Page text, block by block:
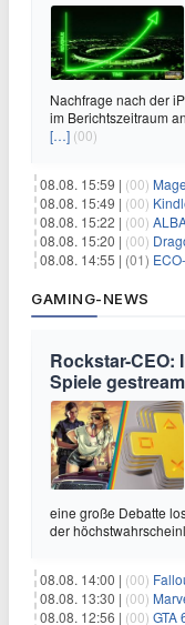
Nachfrage nach der
im Berichtszeitraum
[…] (00)
08.08. 15:59 | (00)
08.08. 15:49 | (00) Kindle
08.08. 15:22 | (00)
08.08. 15:20 | (00)
08.08. 14:55 | (01) ECO-
GAMING-NEWS
Rockstar-CEO:
Spiele
eine große Debatte
der
08.08. 14:00 | (00)
08.08. 13:30 | (00)
08.08. 12:56 | (00) GTA 6